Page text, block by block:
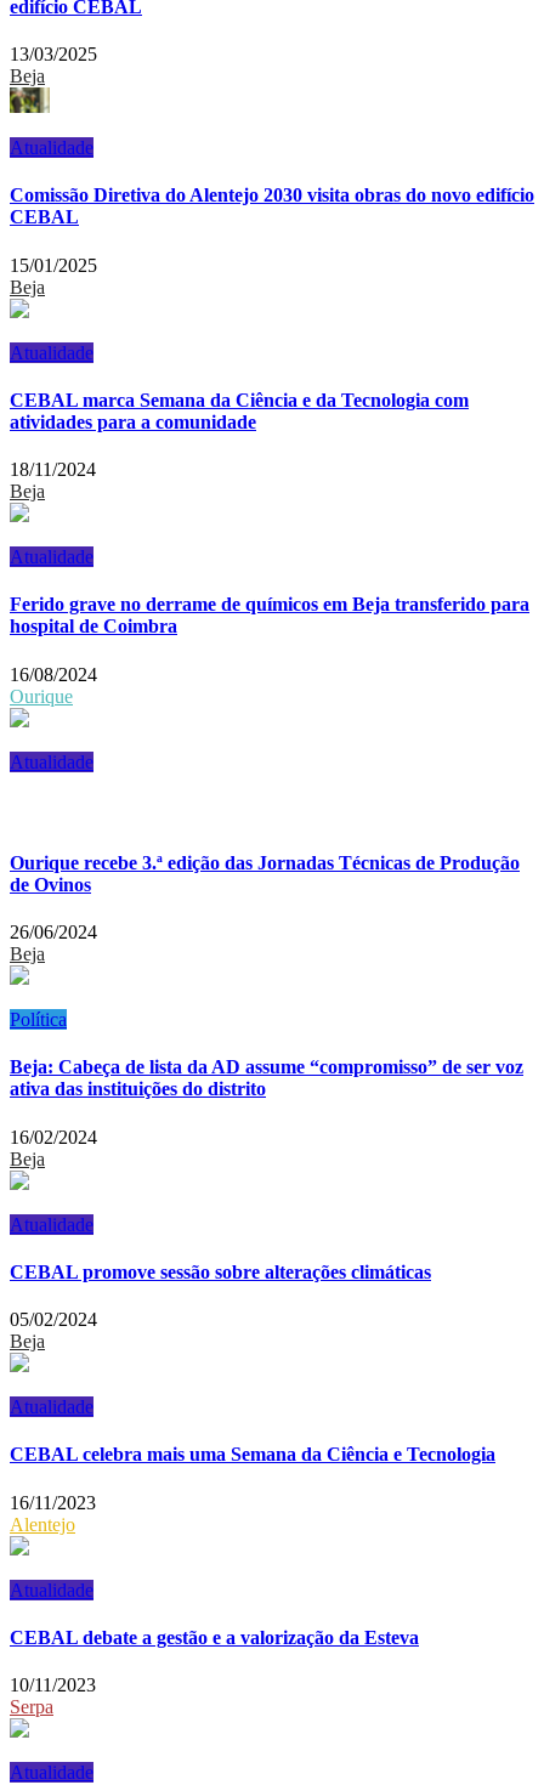
edifício CEBAL
13/03/2025
Beja
Atualidade
Comissão Diretiva do Alentejo 2030 visita obras do novo edifício
CEBAL
15/01/2025
Beja
Atualidade
CEBAL marca Semana da Ciência e da Tecnologia com
atividades para a comunidade
18/11/2024
Beja
Atualidade
Ferido grave no derrame de químicos em Beja transferido para
hospital de Coimbra
16/08/2024
Ourique
Atualidade
Ourique recebe 3.ª edição das Jornadas Técnicas de Produção
de Ovinos
26/06/2024
Beja
Política
Beja: Cabeça de lista da AD assume “compromisso” de ser voz
ativa das instituições do distrito
16/02/2024
Beja
Atualidade
CEBAL promove sessão sobre alterações climáticas
05/02/2024
Beja
Atualidade
CEBAL celebra mais uma Semana da Ciência e Tecnologia
16/11/2023
Alentejo
Atualidade
CEBAL debate a gestão e a valorização da Esteva
10/11/2023
Serpa
Atualidade